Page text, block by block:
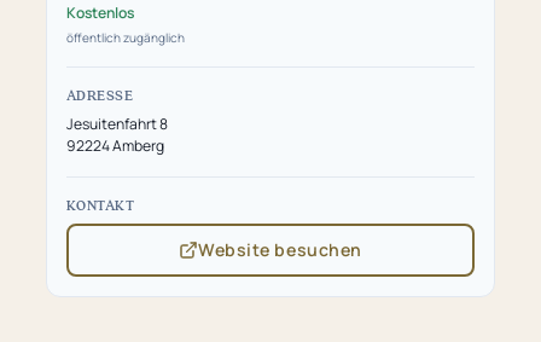
Kostenlos
öffentlich zugänglich
ADRESSE
Jesuitenfahrt 8
92224 Amberg
KONTAKT
Website besuchen
(öffnet
in